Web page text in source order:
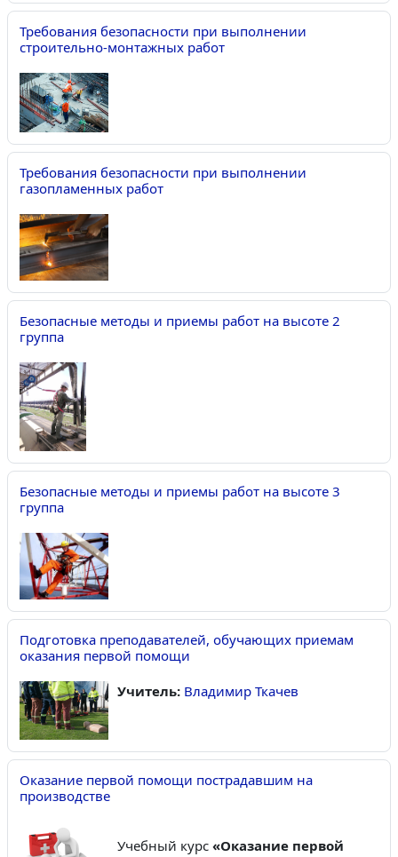
Требования безопасности при выполнении
строительно-монтажных работ
Требования безопасности при выполнении
газопламенных работ
Безопасные методы и приемы работ на высоте 2
группа
Безопасные методы и приемы работ на высоте 3
группа
Подготовка преподавателей, обучающих приемам
оказания первой помощи
Учитель: Владимир Ткачев
Оказание первой помощи пострадавшим на
производстве
Учебный курс «Оказание первой